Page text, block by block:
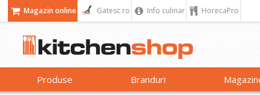
Magazin online Gatesc.ro Info culinar HorecaPro
Produse Branduri